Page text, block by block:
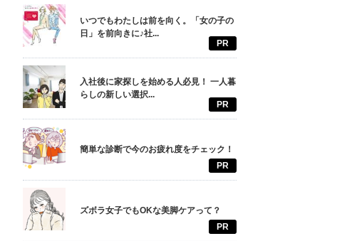
いつでもわたしは前を向く。「女の子の
日」を前向きに♪社...
PR
入社後に家探しを始める人必見！ 一人暮
らしの新しい選択...
PR
簡単な診断で今のお疲れ度をチェック！
PR
ズボラ女子でもOKな美脚ケアって？
PR